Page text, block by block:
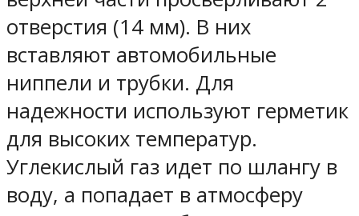
отверстия (14 мм). В них
вставляют автомобильные
ниппели и трубки. Для
надежности используют герметик
для высоких температур.
Углекислый газ идет по шлангу в
воду, а попадает в атмосферу